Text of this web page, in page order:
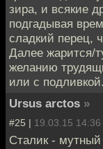
зира, и всякие
подгадывая
сладкий перец,
Далее жарится/
желанию
или с подливкой.
Ursus arctos »
#25 | 19.03.15 14:36
Сталик - мутный